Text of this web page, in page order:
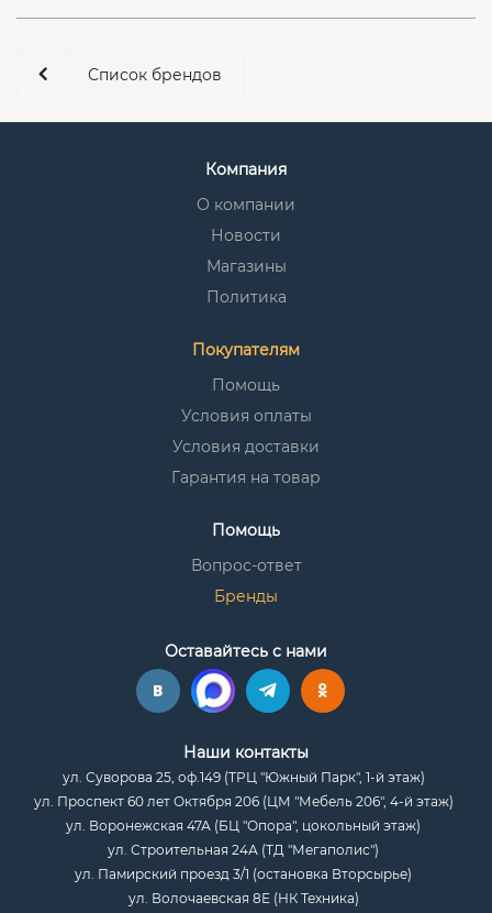
Список брендов
Компания
О компании
Новости
Магазины
Политика
Покупателям
Помощь
Условия оплаты
Условия доставки
Гарантия на товар
Помощь
Вопрос-ответ
Бренды
Оставайтесь с нами
Наши контакты
ул. Суворова 25, оф.149 (ТРЦ "Южный Парк", 1-й этаж)
ул. Проспект 60 лет Октября 206 (ЦМ "Мебель 206", 4-й этаж)
ул. Воронежская 47А (БЦ "Опора", цокольный этаж)
ул. Строительная 24А (ТД "Мегаполис")
ул. Памирский проезд 3/1 (остановка Вторсырье)
ул. Волочаевская 8Е (НК Техника)